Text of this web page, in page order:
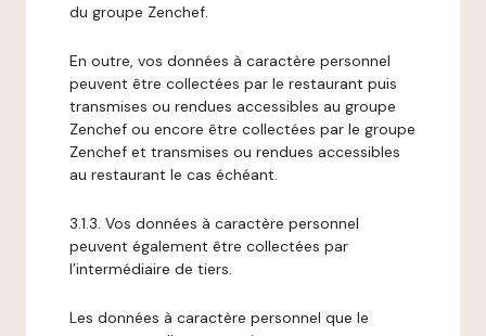
du groupe Zenchef.
En outre, vos données à caractère personnel
peuvent être collectées par le restaurant puis
transmises ou rendues accessibles au groupe
Zenchef ou encore être collectées par le groupe
Zenchef et transmises ou rendues accessibles
au restaurant le cas échéant.
3.1.3. Vos données à caractère personnel
peuvent également être collectées par
l’intermédiaire de tiers.
Les données à caractère personnel que le